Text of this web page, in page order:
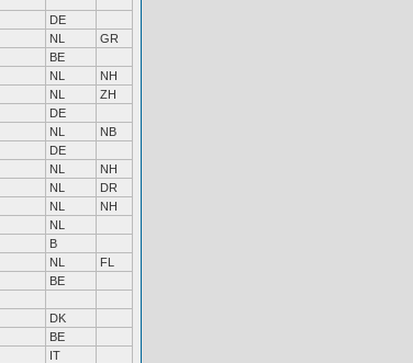
DE
NL
GR
BE
NL
NH
NL
ZH
DE
NL
NB
DE
NL
NH
NL
DR
NL
NH
NL
B
NL
FL
BE
DK
BE
IT